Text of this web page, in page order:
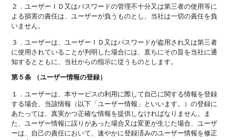
２．ユーザーＩＤ又はパスワードの管理不十分又は第三者の使用等に
よる損害の責任は、ユーザーが負うものとし、当社は一切の責任を負
いません。
３．ユーザーは、ユーザーＩＤ又はパスワードが盗用され又は第三者
に使用されていることが判明した場合には、直ちにその旨を当社に通
知するとともに、当社からの指示に従うものとします。
第５条 （ユーザー情報の登録）
１．ユーザーは、本サービスの利用に際して自己に関する情報を登録
する場合、当該情報（以下「ユーザー情報」といいます。）の登録に
あたっては、真実かつ正確な情報を提供しなければなりません。ま
た、ユーザー情報に誤りがあった場合又は変更が生じた場合、ユーザ
ーは、自己の責任において、速やかに登録済みのユーザー情報を修正